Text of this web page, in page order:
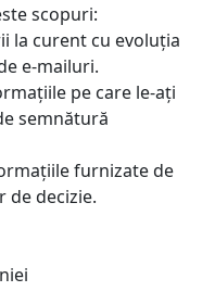
scopuri:
la curent cu evoluția
e-mailuri.
pe care le-ați
semnătură
furnizate de
de decizie.